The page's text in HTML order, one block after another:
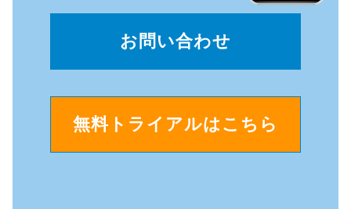
お問い合わせ
無料トライアルはこちら